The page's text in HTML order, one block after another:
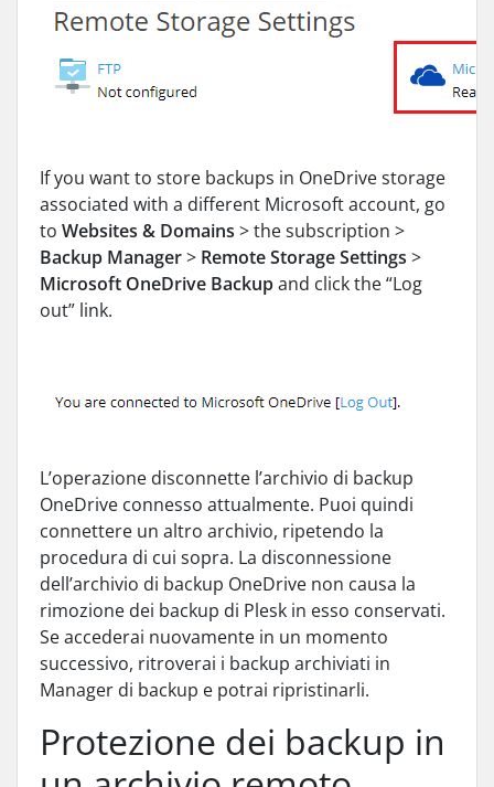
If you want to store backups in OneDrive storage
associated with a different Microsoft account, go
to Websites & Domains > the subscription >
Backup Manager> Remote Storage Settings >
Microsoft OneDrive Backupand click the “Log
out” link.
L’operazione disconnette l’archivio di backup
OneDrive connesso attualmente. Puoi quindi
connettere un altro archivio, ripetendo la
procedura di cui sopra. La disconnessione
dell’archivio di backup OneDrive non causa la
rimozione dei backup di Plesk in esso conservati.
Se accederai nuovamente in un momento
successivo, ritroverai i backup archiviati in
Manager di backup e potrai ripristinarli.
Protezione dei backup in